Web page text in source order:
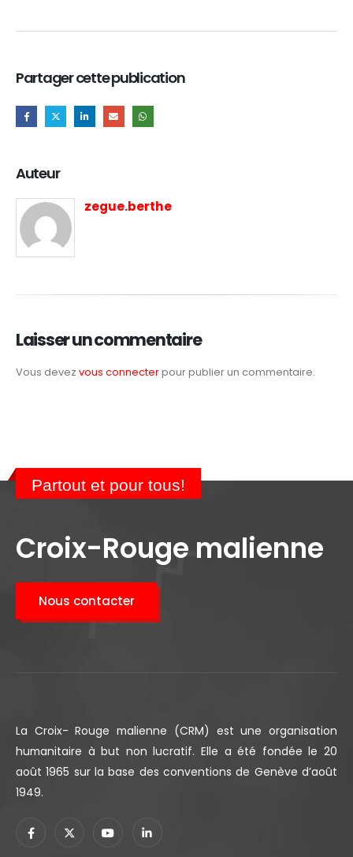
Partager cette publication
Auteur
zegue.berthe
Laisser un commentaire
Vous devez vous connecterpour publier un commentaire.
Partout et pour tous!
Croix-Rouge malienne
Nous contacter
La Croix- Rouge malienne (CRM) est une organisation
humanitaire à but non lucratif. Elle a été fondée le 20
août 1965 sur la base des conventions de Genève d’août
1949.